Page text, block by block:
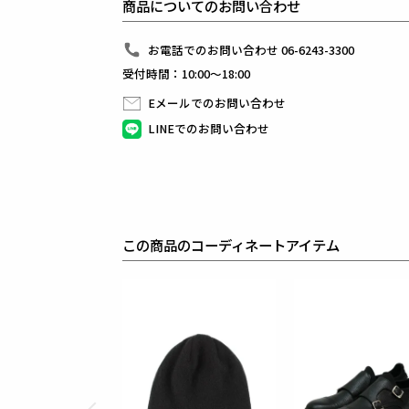
今期はプルオーバーのタートルネックではなく
前開きZIPPER仕様をご提案します。
真冬のインナーとして最適な逸品です。
生産国：日本
素材
CASHFEEL
糸に負荷がかからない絶妙な加減で紡績・バソラン加
糸の膨らみをキープしています。
商品についてのお問い合わせ
お電話でのお問い合わせ 06-6243-3300
受付時間：10:00～18:00
Eメールでのお問い合わせ
LINEでのお問い合わせ
この商品のコーディネートアイテム